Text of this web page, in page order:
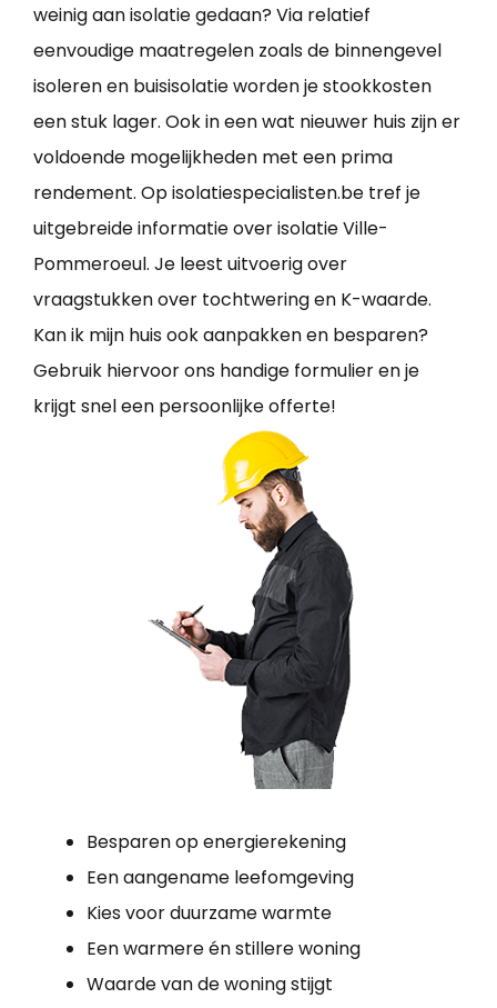
weinig aan isolatie gedaan? Via relatief
eenvoudige maatregelen zoals de binnengevel
isoleren en buisisolatie worden je stookkosten
een stuk lager. Ook in een wat nieuwer huis zijn er
voldoende mogelijkheden met een prima
rendement. Op isolatiespecialisten.be tref je
uitgebreide informatie over isolatie Ville-
Pommeroeul. Je leest uitvoerig over
vraagstukken over tochtwering en K-waarde.
Kan ik mijn huis ook aanpakken en besparen?
Gebruik hiervoor ons handige formulier en je
krijgt snel een persoonlijke offerte!
Besparen op energierekening
Een aangename leefomgeving
Kies voor duurzame warmte
Een warmere én stillere woning
Waarde van de woning stijgt